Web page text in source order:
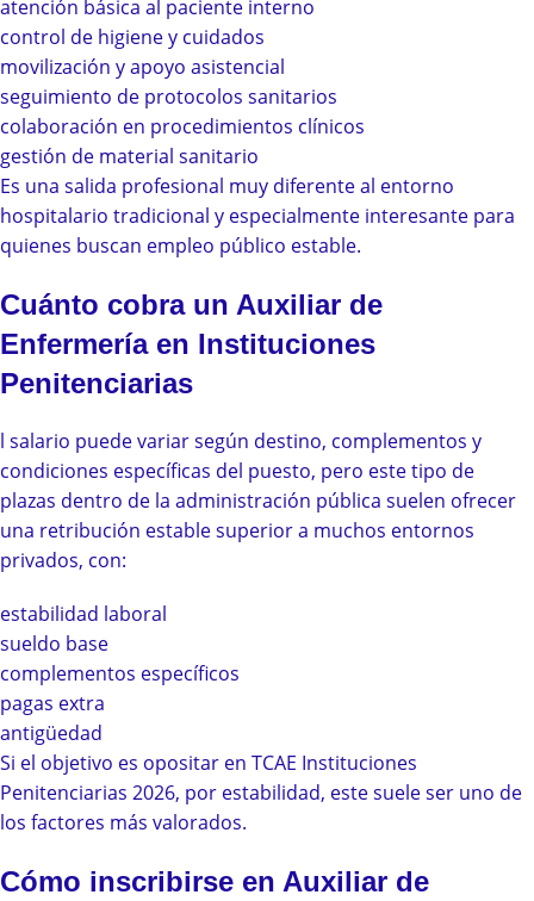
atención básica al paciente interno
control de higiene y cuidados
movilización y apoyo asistencial
seguimiento de protocolos sanitarios
colaboración en procedimientos clínicos
gestión de material sanitario
Es una salida profesional muy diferente al entorno
hospitalario tradicional y especialmente interesante para
quienes buscan empleo público estable.
Cuánto cobra un Auxiliar de
Enfermería en Instituciones
Penitenciarias
l salario puede variar según destino, complementos y
condiciones específicas del puesto, pero este tipo de
plazas dentro de la administración pública suelen ofrecer
una retribución estable superior a muchos entornos
privados, con:
estabilidad laboral
sueldo base
complementos específicos
pagas extra
antigüedad
Si el objetivo es opositar en TCAE Instituciones
Penitenciarias 2026, por estabilidad, este suele ser uno de
los factores más valorados.
Cómo inscribirse en Auxiliar de